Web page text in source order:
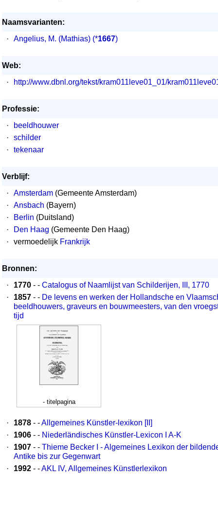
Naamsvarianten:
·
Angelius, M. (Mathias) (*1667)
Web:
·
http://www.dbnl.org/tekst/kram011leve01_01/
Professie:
·
beeldhouwer
·
schilder
·
tekenaar
Verblijf:
·
Amsterdam (Gemeente Amsterdam)
·
Ansbach (Bayern)
·
Berlin (Duitsland)
·
Den Haag (Gemeente Den Haag)
·
vermoedelijk Frankrijk
Bronnen:
·
1770 - - Catalogus of Naamlijst van Schilderijen, III, 1770
·
1857 - - De levens en werken der Hollandsche en
beeldhouwers, graveurs en bouwmeesters, van den
tijd
- titelpagina
· 1878 - -Allgemeines Künstler-lexikon [II]
·
1906 - - Niederländisches Künstler-Lexicon I A-K
·
1907 - - Thieme Becker I - Algemeines Lexikon der
Antike bis zur Gegenwart
·
1992 - -AKL IV, Allgemeines Künstlerlexikon